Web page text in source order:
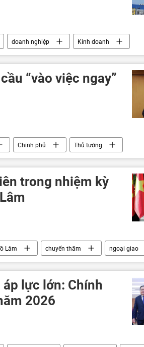
doanh nghiệp
Kinh doanh
chiến lược phát triển kinh tế
“vào việc ngay”
Chính phủ
Thủ tướng
trong nhiệm kỳ
Lâm chuyến thăm
ngoại giao
Bộ Chính Trị VN
lực lớn: Chính
2026